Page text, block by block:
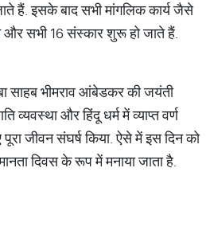
हैं. इसके बाद सभी मांगलिक कार्य जैसे
और सभी 16 संस्कार शुरू हो जाते हैं.
साहब भीमराव आंबेडकर की जयंती
व्यवस्था और हिंदू धर्म में व्याप्त वर्ण
जीवन संघर्ष किया. ऐसे में इस दिन को
दिवस के रूप में मनाया जाता है.